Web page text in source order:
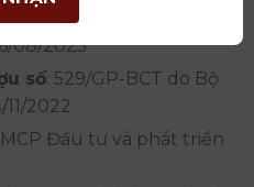
07/05/2008,đăng ký
08/2025
số: 529/GP-BCT do Bộ
2022
Đầu tư và phát triển